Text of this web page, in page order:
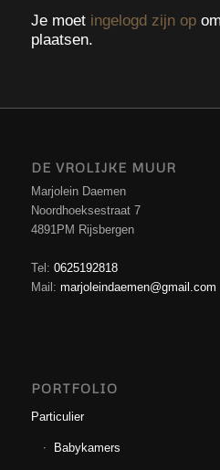
Je moet ingelogd zijn op
plaatsen.
DE VROLIJKE MUUR
Marjolein Daemen
Noordhoeksestraat 7
4891PM Rijsbergen
Tel: 0625192818
Mail: marjoleindaemen@gmail.com
PORTFOLIO
Particulier
Babykamers